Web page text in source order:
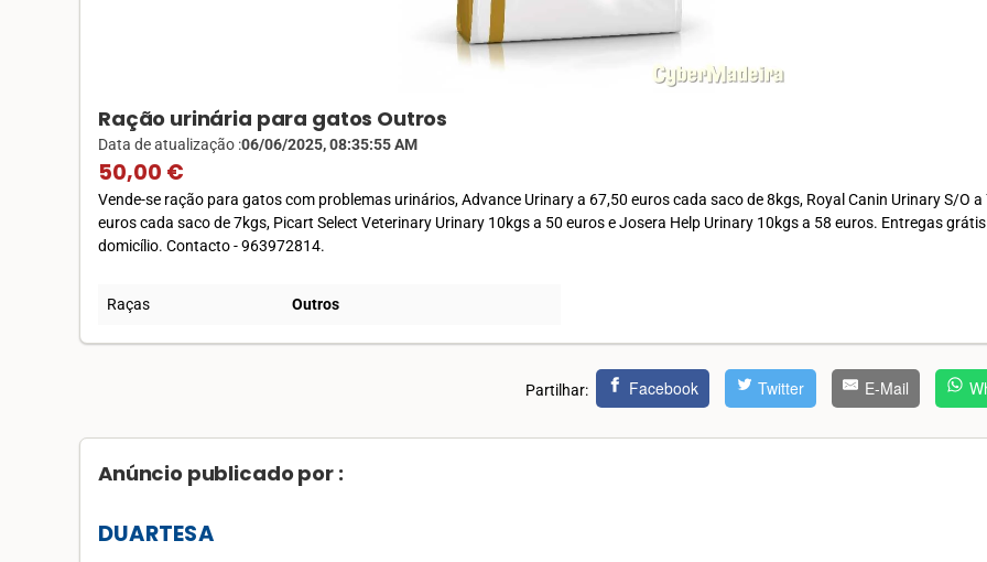
Ração urinária para gatos Outros
Data de atualização :06/06/2025, 08:35:55 AM
50,00 €
Vende-se ração para gatos com problemas urinários, Advance Urinary a 67,50 euros cada saco de 8kgs, Royal Canin Urinary S/O a
euros cada saco de 7kgs, Picart Select Veterinary Urinary 10kgs a 50 euros e Josera Help Urinary 10kgs a 58 euros. Entregas
domicílio. Contacto - 963972814.
Raças Outros
Partilhar: Facebook Twitter E-Mail
Anúncio publicado por :
DUARTESA